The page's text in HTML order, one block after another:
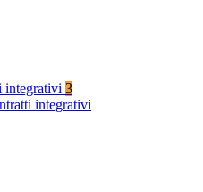
integrativi 3
integrativi